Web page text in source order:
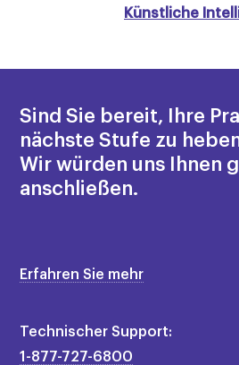
Künstliche
Sind Sie bereit, Ihre
nächste Stufe zu
Wir würden uns Ihnen
anschließen.
Erfahren Sie mehr
Technischer Support:
1-877-727-6800
×